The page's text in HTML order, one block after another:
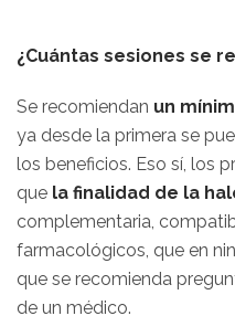
¿Cuántas sesiones se
Se recomiendan un
ya desde la primera se
los beneficios. Eso sí, los
que la finalidad de la
complementaria,
farmacológicos, que en
que se recomienda
de un médico.